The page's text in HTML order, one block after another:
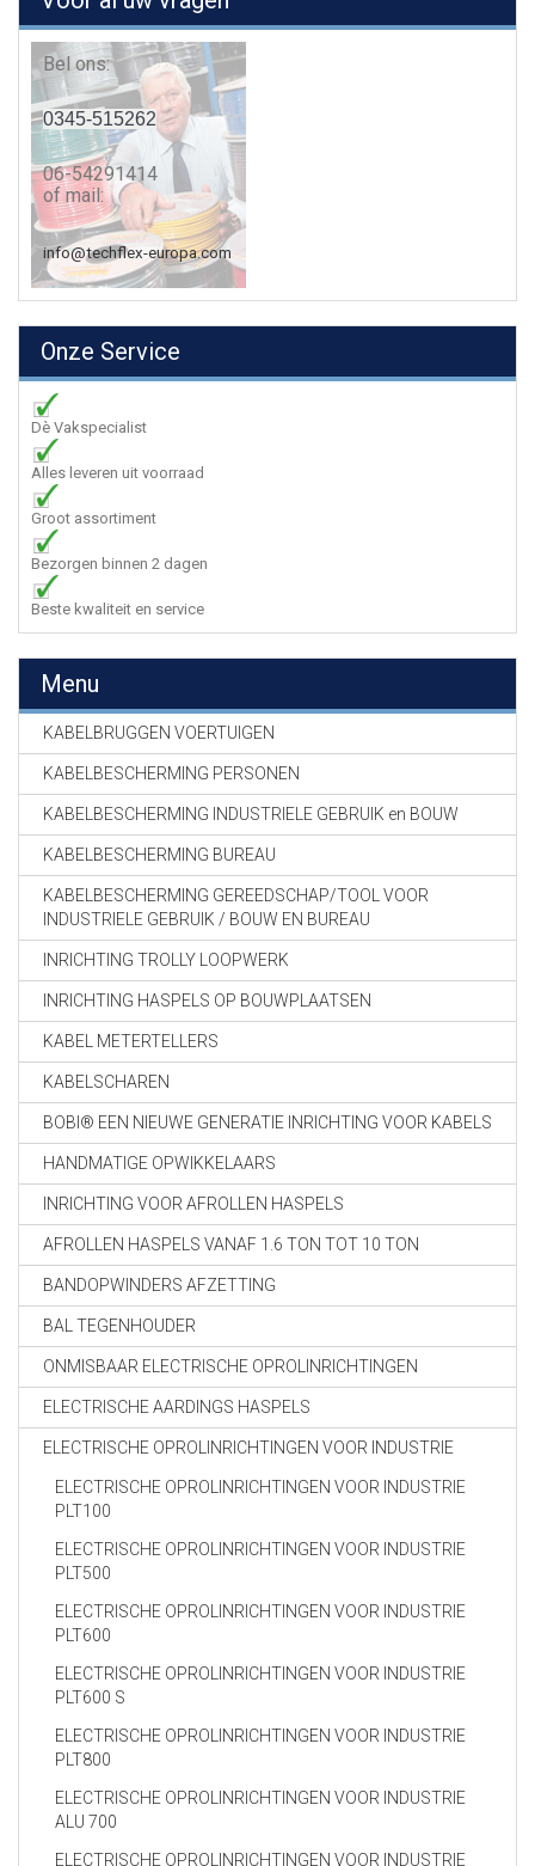
Bel ons:
0345-515262
06-54291414
of mail:
info@techflex-europa.com
Onze Service
Dè Vakspecialist
Alles leveren uit voorraad
Groot assortiment
Bezorgen binnen 2 dagen
Beste kwaliteit en service
Menu
KABELBRUGGEN VOERTUIGEN
KABELBESCHERMING PERSONEN
KABELBESCHERMING INDUSTRIELE GEBRUIK en BOUW
KABELBESCHERMING BUREAU
KABELBESCHERMING GEREEDSCHAP/TOOL VOOR
INDUSTRIELE GEBRUIK / BOUW EN BUREAU
INRICHTING TROLLY LOOPWERK
INRICHTING HASPELS OP BOUWPLAATSEN
KABEL METERTELLERS
KABELSCHAREN
BOBI® EEN NIEUWE GENERATIE INRICHTING VOOR KABELS
HANDMATIGE OPWIKKELAARS
INRICHTING VOOR AFROLLEN HASPELS
AFROLLEN HASPELS VANAF 1.6 TON TOT 10 TON
BANDOPWINDERS AFZETTING
BAL TEGENHOUDER
ONMISBAAR ELECTRISCHE OPROLINRICHTINGEN
ELECTRISCHE AARDINGS HASPELS
ELECTRISCHE OPROLINRICHTINGEN VOOR INDUSTRIE
ELECTRISCHE OPROLINRICHTINGEN VOOR INDUSTRIE
PLT100
ELECTRISCHE OPROLINRICHTINGEN VOOR INDUSTRIE
PLT500
ELECTRISCHE OPROLINRICHTINGEN VOOR INDUSTRIE
PLT600
ELECTRISCHE OPROLINRICHTINGEN VOOR INDUSTRIE
PLT600 S
ELECTRISCHE OPROLINRICHTINGEN VOOR INDUSTRIE
PLT800
ELECTRISCHE OPROLINRICHTINGEN VOOR INDUSTRIE
ALU 700
ELECTRISCHE OPROLINRICHTINGEN VOOR INDUSTRIE